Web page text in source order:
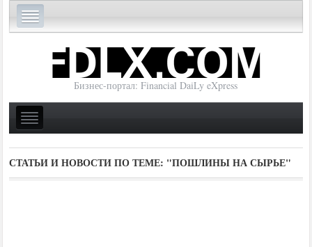
Бизнес-портал: Financial DaiLy eXpress
СТАТЬИ И НОВОСТИ ПО ТЕМЕ: "ПОШЛИНЫ НА СЫРЬЕ"